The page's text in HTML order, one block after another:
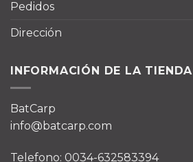
Pedidos
Dirección
INFORMACIÓN DE LA TIENDA
BatCarp
info@batcarp.com
Telefono: 0034-632583394